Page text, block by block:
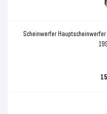
Scheinwerfer